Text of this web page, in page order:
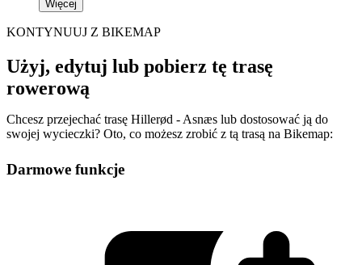
Więcej
KONTYNUUJ Z BIKEMAP
Użyj, edytuj lub pobierz tę trasę
rowerową
Chcesz przejechać trasę Hillerød - Asnæs lub dostosować ją do
swojej wycieczki? Oto, co możesz zrobić z tą trasą na Bikemap:
Darmowe funkcje